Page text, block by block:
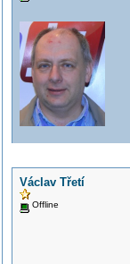
Václav Třetí
Offline